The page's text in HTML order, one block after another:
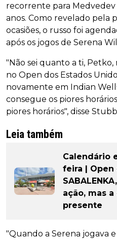
recorrente para
anos. Como revelado pela
ocasiões, o russo foi
após os jogos de Serena
"Não sei quanto a ti,
no Open dos Estados
novamente em Indian
consegue os piores
piores horários", disse
Leia também
Calendário
feira | Open
ação, mas
presente
"Quando a Serena jogava